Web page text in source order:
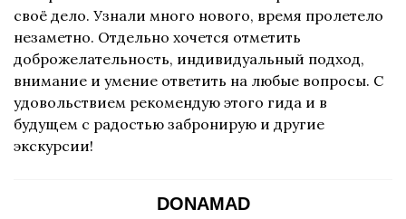
своё дело. Узнали много нового, время пролетело
незаметно. Отдельно хочется отметить
доброжелательность, индивидуальный подход,
внимание и умение ответить на любые вопросы. С
удовольствием рекомендую этого гида и в
будущем с радостью забронирую и другие
экскурсии!
DONAMAD